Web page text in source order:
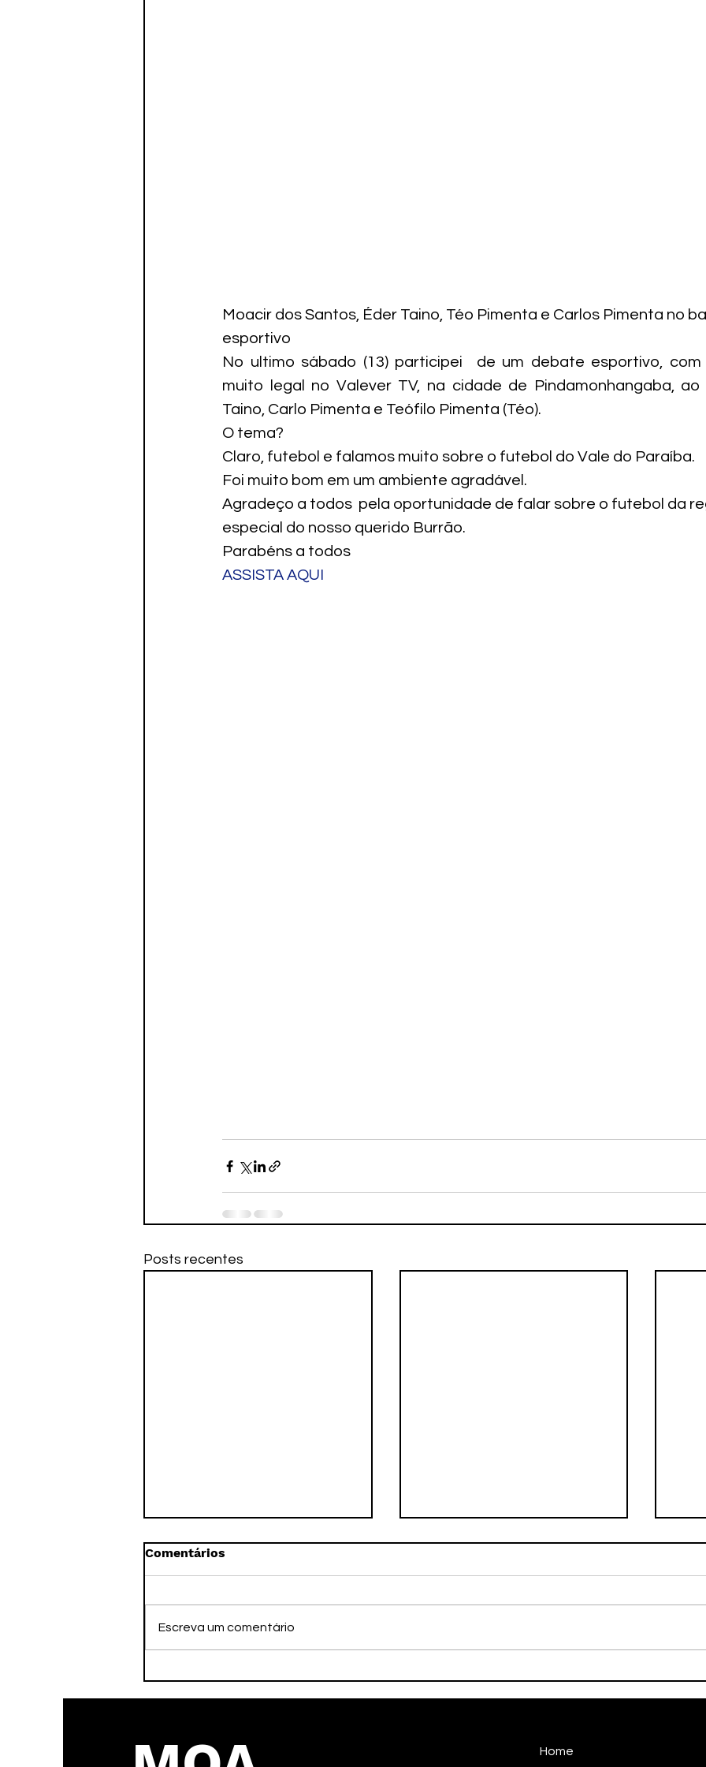
Moacir dos Santos, Éder Taino, Téo Pimenta e Carlos Pimenta no
esportivo
No ultimo sábado (13) participei  de um debate esportivo, com
muito legal no Valever TV, na cidade de Pindamonhangaba,
Taino, Carlo Pimenta e Teófilo Pimenta (Téo).
O tema?
Claro, futebol e falamos muito sobre o futebol do Vale do Paraíba.
Foi muito bom em um ambiente agradável.
Agradeço a todos  pela oportunidade de falar sobre o futebol da
especial do nosso querido Burrão.
Parabéns a todos
ASSISTA AQUI
Posts recentes
Comentários
Escreva um comentário
Home